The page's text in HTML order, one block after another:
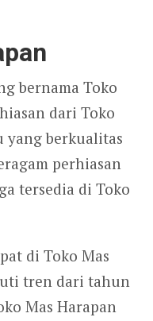
bernama Toko
dari Toko
yang berkualitas
perhiasan
tersedia di Toko
di Toko Mas
tren dari tahun
Mas Harapan